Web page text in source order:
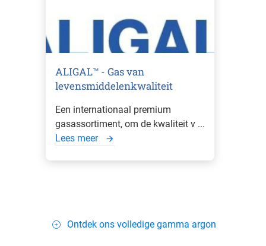
ALIGAL™ - Gas van
levensmiddelenkwaliteit
Een internationaal premium
gasassortiment, om de kwaliteit v ...
Lees meer
Ontdek ons volledige gamma argon